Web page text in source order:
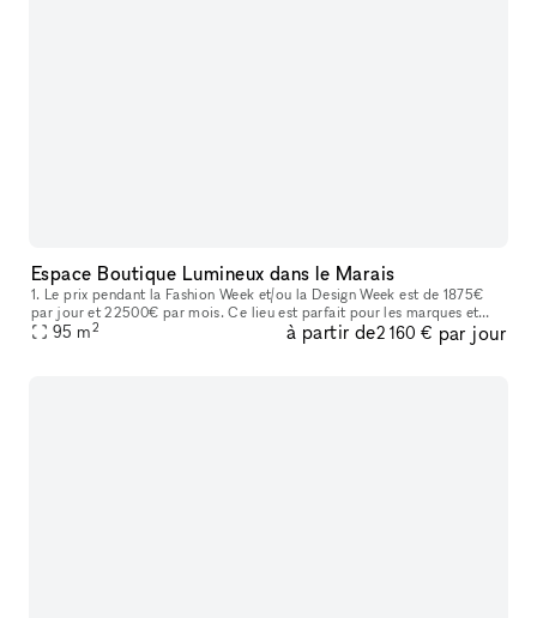
Espace Boutique Lumineux dans le Marais
1. Le prix pendant la Fashion Week et/ou la Design Week est de 1875€
par jour et 22500€ par mois. Ce lieu est parfait pour les marques et
professionnels à la recherche d'une boutique éphémère ou d'un
95 m2 à partir de2 160 € par jour